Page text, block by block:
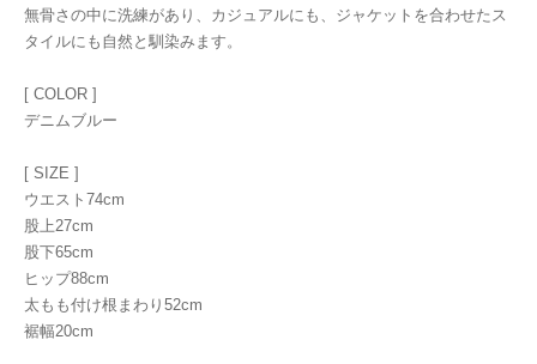
無骨さの中に洗練があり、カジュアルにも、ジャケットを合わせたス
タイルにも自然と馴染みます。
[ COLOR ]
デニムブルー
[ SIZE ]
ウエスト74cm
股上27cm
股下65cm
ヒップ88cm
太もも付け根まわり52cm
裾幅20cm